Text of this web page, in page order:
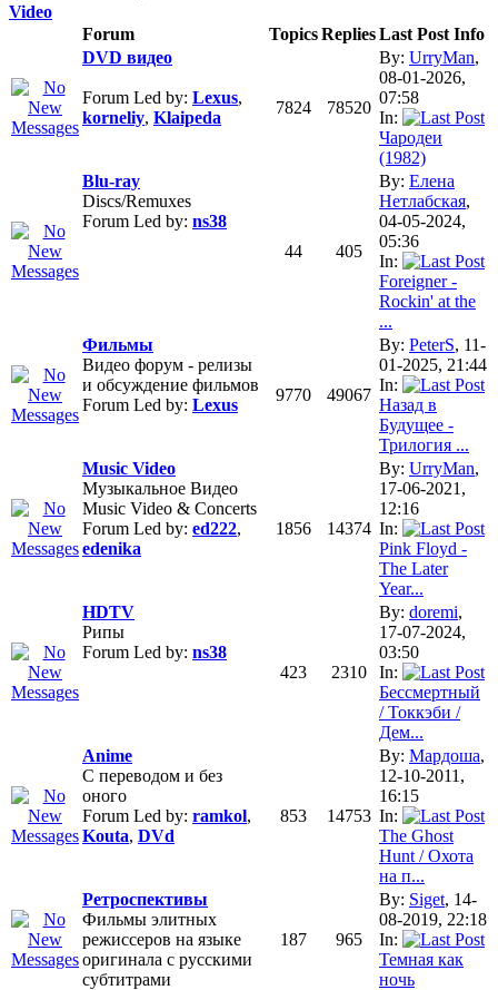
Video
Forum
TopicsRepliesLast Post Info
DVD видео
Forum Led by: Lexus,
korneliy, Klaipeda
7824 78520
By: UrryMan,
08-01-2026,
07:58
In:
Чародеи
(1982)
Blu-ray
Discs/Remuxes
Forum Led by: ns38
44
405
By: Елена
Нетлабская,
04-05-2024,
05:36
In:
Foreigner -
Rockin' at the
...
Фильмы
Видео форум - релизы
и обсуждение фильмов
Forum Led by: Lexus
9770 49067
By: PeterS, 11-
01-2025, 21:44
In:
Назад в
Будущее -
Трилогия ...
Music Video
Музыкальное Видео
Music Video & Concerts
Forum Led by: ed222,
edenika
1856 14374
By: UrryMan,
17-06-2021,
12:16
In:
Pink Floyd -
The Later
Year...
HDTV
Рипы
Forum Led by: ns38
423
2310
By: doremi,
17-07-2024,
03:50
In:
Бессмертный
/ Токкэби /
Дем...
Anime
С переводом и без
оного
Forum Led by: ramkol,
Kouta, DVd
853 14753
By: Мардоша,
12-10-2011,
16:15
In:
The Ghost
Hunt / Охота
на п...
Ретроспективы
Фильмы элитных
режиссеров на языке
оригинала с русскими
субтитрами
187 965
By: Siget, 14-
08-2019, 22:18
In:
Темная как
ночь